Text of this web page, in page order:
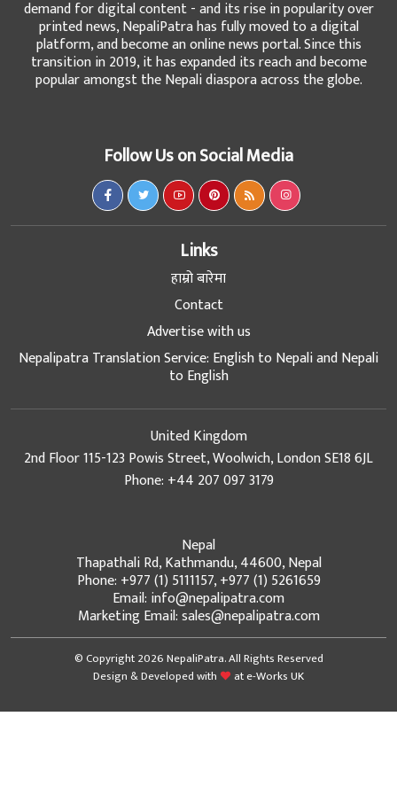
demand for digital content - and its rise in popularity over
printed news, NepaliPatra has fully moved to a digital
platform, and become an online news portal. Since this
transition in 2019, it has expanded its reach and become
popular amongst the Nepali diaspora across the globe.
Follow Us on Social Media
Links
हाम्रो बारेमा
Contact
Advertise with us
Nepalipatra Translation Service: English to Nepali and Nepali
to English
United Kingdom
2nd Floor 115-123 Powis Street, Woolwich, London SE18 6JL
Phone: +44 207 097 3179
Nepal
Thapathali Rd, Kathmandu, 44600, Nepal
Phone: +977 (1) 5111157, +977 (1) 5261659
Email: info@nepalipatra.com
Marketing Email: sales@nepalipatra.com
© Copyright 2026 NepaliPatra. All Rights Reserved
Design & Developed with
ate-Works UK